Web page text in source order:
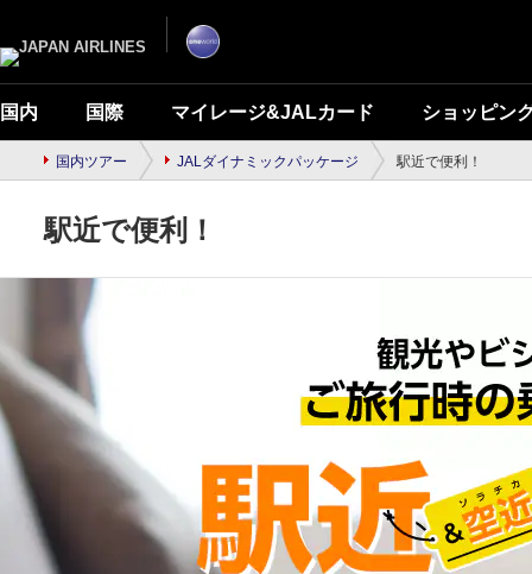
ー
シ
ョ
ン
を
キ
プ
国内 国際 マイレージ&JALカード ショッピン
ら
で
す
国内ツアー JALダイナミックパッケージ 駅近で便利！
駅近で便利！